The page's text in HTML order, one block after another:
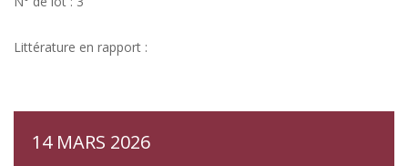
Littérature en rapport :
14 MARS 2026